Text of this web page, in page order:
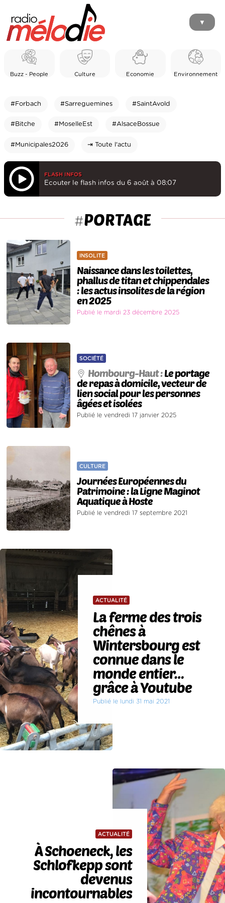
▼
Buzz - People Culture Economie Environnement
#Forbach #Sarreguemines #SaintAvold
#Bitche #MoselleEst #AlsaceBossue
#Municipales2026 ⇥ Toute l'actu
FLASH INFOS
Ecouter le flash infos du 6 août à 08:07
#PORTAGE
INSOLITE
Naissance dans les toilettes,
phallus de titan et chippendales
: les actus insolites de la région
en 2025
Publié le mardi 23 décembre 2025
SOCIÉTÉ
Hombourg-Haut :Le portage
de repas à domicile, vecteur de
lien social pour les personnes
âgées et isolées
Publié le vendredi 17 janvier 2025
CULTURE
Journées Européennes du
Patrimoine : la Ligne Maginot
Aquatique à Hoste
Publié le vendredi 17 septembre 2021
ACTUALITÉ
La ferme des trois
chênes à
Wintersbourg est
connue dans le
monde entier…
grâce à Youtube
Publié le lundi 31 mai 2021
ACTUALITÉ
À Schoeneck, les
Schlofkepp sont
devenus
incontournables